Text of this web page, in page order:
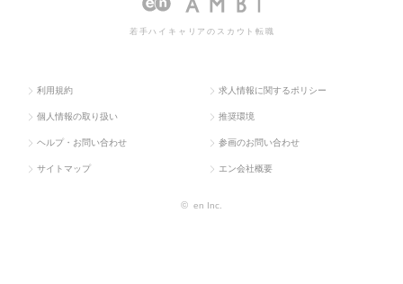
若手ハイキャリアのスカウト転職
利用規約 求人情報に関するポリシー
個人情報の取り扱い 推奨環境
ヘルプ・お問い合わせ 参画のお問い合わせ
サイトマップ エン会社概要
© en Inc.